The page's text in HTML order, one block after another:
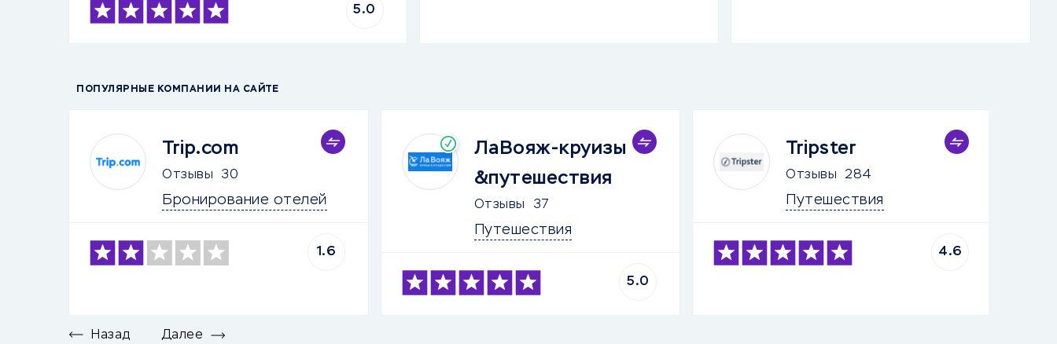
5.0
ПОПУЛЯРНЫЕ КОМПАНИИ НА САЙТЕ
Trip.com
Отзывы 30
Бронирование отелей
1.6
ЛаВояж-круизы
&путешествия
Отзывы 37
Путешествия
5.0
Tripster
Отзывы 284
Путешествия
4.6
Назад Далее